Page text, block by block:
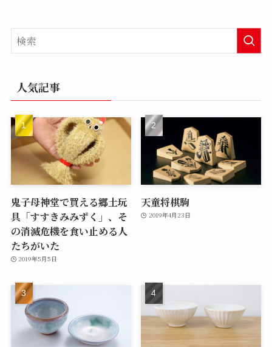
人気記事
鬼子母神堂で買える郷土玩
具「すすきみみずく」、そ
の消滅危機を食い止める人
たちがいた
2019年5月5日
天童将棋駒
2019年4月23日